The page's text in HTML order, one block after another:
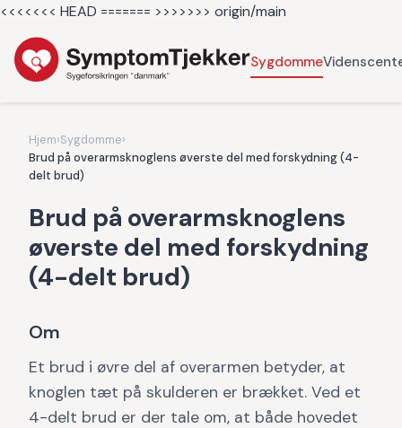
<<<<<<< HEAD ======= >>>>>>> origin/main
Sygdomme
Hjem›Sygdomme›
Brud på overarmsknoglens øverste del med forskydning (4-
delt brud)
Brud på overarmsknoglens
øverste del med forskydning
(4-delt brud)
Om
Et brud i øvre del af overarmen betyder, at
knoglen tæt på skulderen er brækket. Ved et
4-delt brud er der tale om, at både hovedet